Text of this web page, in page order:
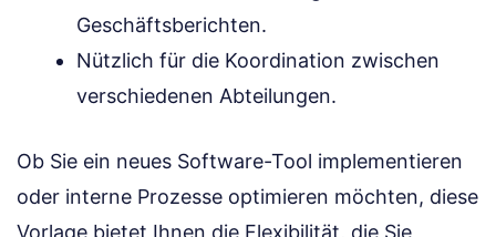
Geschäftsberichten.
Nützlich für die Koordination zwischen
verschiedenen Abteilungen.
Ob Sie ein neues Software-Tool implementieren
oder interne Prozesse optimieren möchten, diese
Vorlage bietet Ihnen die Flexibilität, die Sie